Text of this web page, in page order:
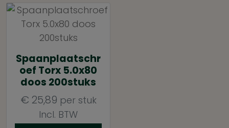
Spaanplaatschr
oef Torx 5.0x80
doos 200stuks
€ 25,89 per stuk
Incl. BTW